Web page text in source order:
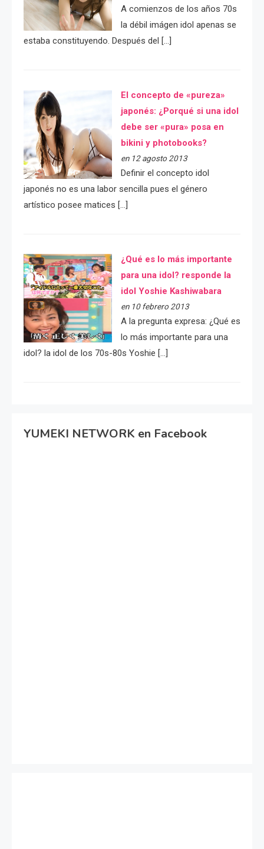
A comienzos de los años 70s
la débil imágen idol apenas se
estaba constituyendo. Después del […]
El concepto de «pureza»
japonés: ¿Porqué si una idol
debe ser «pura» posa en
bikini y photobooks?
en 12 agosto 2013
Definir el concepto idol
japonés no es una labor sencilla pues el género
artístico posee matices […]
¿Qué es lo más importante
para una idol? responde la
idol Yoshie Kashiwabara
en 10 febrero 2013
A la pregunta expresa: ¿Qué es
lo más importante para una
idol? la idol de los 70s-80s Yoshie […]
YUMEKI NETWORK en Facebook